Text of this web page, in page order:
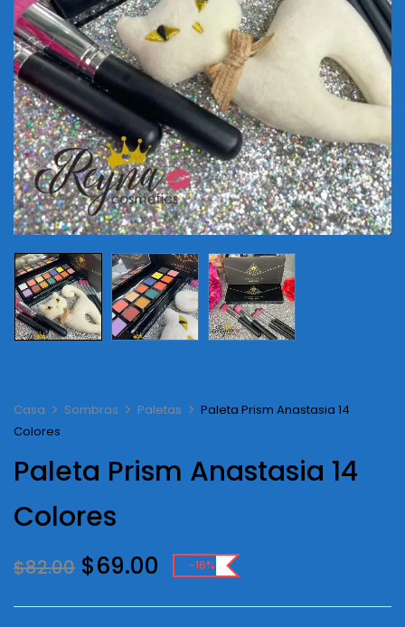
Casa Sombras Paletas
Paleta Prism Anastasia 14
Colores
Paleta Prism Anastasia 14
Colores
$82.00 Original
was:
$69.00 Current
price
is:
-16%